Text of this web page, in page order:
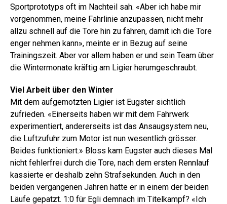
Sportprototyps oft im Nachteil sah. «Aber ich habe mir
vorgenommen, meine Fahrlinie anzupassen, nicht mehr
allzu schnell auf die Tore hin zu fahren, damit ich die Tore
enger nehmen kann», meinte er in Bezug auf seine
Trainingszeit. Aber vor allem haben er und sein Team über
die Wintermonate kräftig am Ligier herumgeschraubt.
Viel Arbeit über den Winter
Mit dem aufgemotzten Ligier ist Eugster sichtlich
zufrieden. «Einerseits haben wir mit dem Fahrwerk
experimentiert, andererseits ist das Ansaugsystem neu,
die Luftzufuhr zum Motor ist nun wesentlich grösser.
Beides funktioniert.» Bloss kam Eugster auch dieses Mal
nicht fehlerfrei durch die Tore, nach dem ersten Rennlauf
kassierte er deshalb zehn Strafsekunden. Auch in den
beiden vergangenen Jahren hatte er in einem der beiden
Läufe gepatzt. 1:0 für Egli demnach im Titelkampf? «Ich